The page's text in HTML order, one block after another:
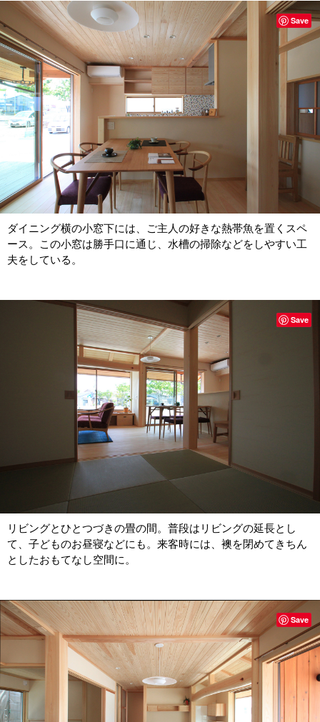
ダイニング横の小窓下には、ご主人の好きな熱帯魚を置くスペ
ース。この小窓は勝手口に通じ、水槽の掃除などをしやすい工
夫をしている。
Save
リビングとひとつづきの畳の間。普段はリビングの延長とし
て、子どものお昼寝などにも。来客時には、襖を閉めてきちん
としたおもてなし空間に。
Save
Save